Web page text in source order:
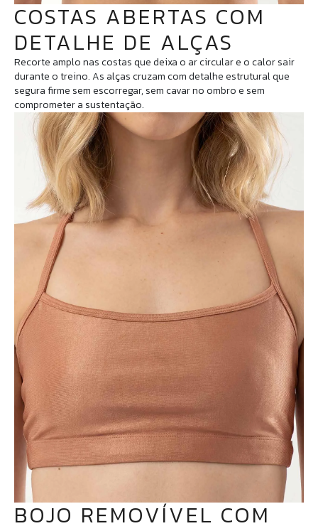
COSTAS ABERTAS COM
DETALHE DE ALÇAS
Recorte amplo nas costas que deixa o ar circular e o calor sair
durante o treino. As alças cruzam com detalhe estrutural que
segura firme sem escorregar, sem cavar no ombro e sem
comprometer a sustentação.
BOJO REMOVÍVEL COM